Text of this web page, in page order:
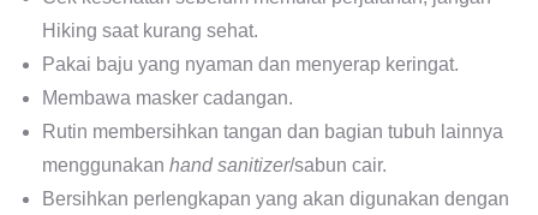
Hiking saat kurang sehat.
Pakai baju yang nyaman dan menyerap keringat.
Membawa masker cadangan.
Rutin membersihkan tangan dan bagian tubuh lainnya
menggunakan hand sanitizer/sabun cair.
Bersihkan perlengkapan yang akan digunakan dengan